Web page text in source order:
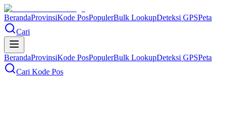
BerandaProvinsiKode PosPopulerBulk LookupDeteksi GPSPeta
Cari
BerandaProvinsiKode PosPopulerBulk LookupDeteksi GPSPeta
Cari Kode Pos